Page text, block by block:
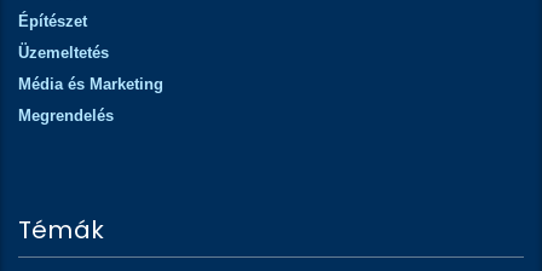
Építészet
Üzemeltetés
Média és Marketing
Megrendelés
Témák